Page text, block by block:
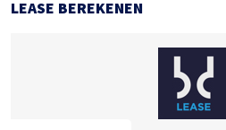
LEASE BEREKENEN